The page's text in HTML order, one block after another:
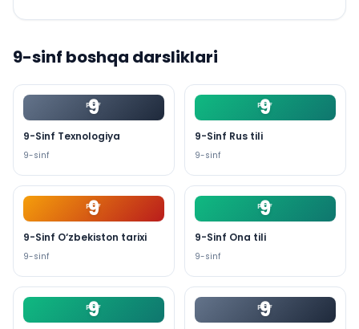
9-sinf boshqa darsliklari
9
PDF
9-Sinf Texnologiya
9-sinf
9
PDF
9-Sinf Rus tili
9-sinf
9
PDF
9-Sinf O‘zbekiston tarixi
9-sinf
9
PDF
9-Sinf Ona tili
9-sinf
9
PDF 9
PDF